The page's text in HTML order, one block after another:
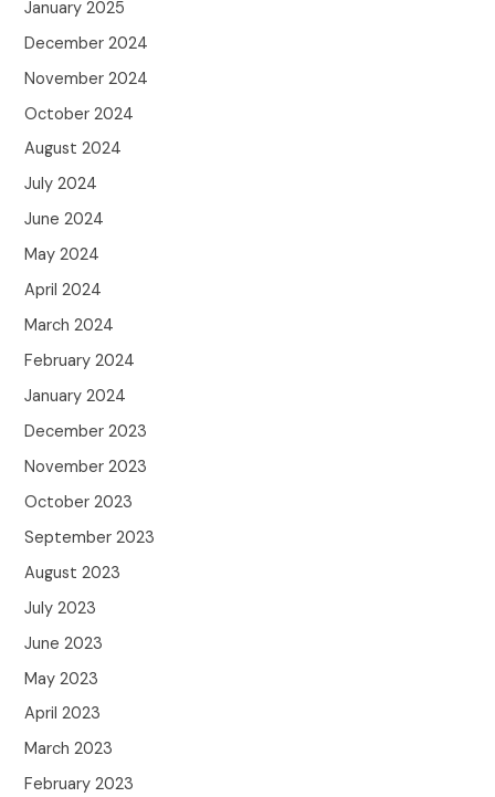
January 2025
December 2024
November 2024
October 2024
August 2024
July 2024
June 2024
May 2024
April 2024
March 2024
February 2024
January 2024
December 2023
November 2023
October 2023
September 2023
August 2023
July 2023
June 2023
May 2023
April 2023
March 2023
February 2023